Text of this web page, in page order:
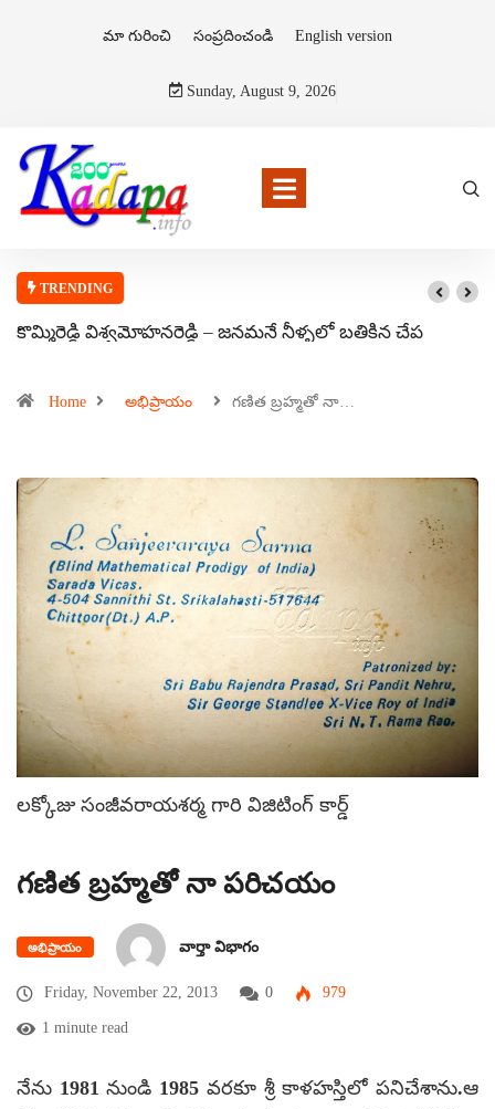
మా గురించి సంప్రదించండి English version
Sunday, August 9, 2026
TRENDING
కొమ్మిరెడ్డి విశ్వమోహనరెడ్డి – జనమనే నీళ్ళలో బతికిన చేప
Home అభిప్రాయం గణిత బ్రహ్మతో నా…
లక్కోజు సంజీవరాయశర్మ గారి విజిటింగ్ కార్డ్
గణిత బ్రహ్మతో నా పరిచయం
అభిప్రాయం వార్తా విభాగం
Friday, November 22, 2013 0 979
1 minute read
నేను 1981 నుండి 1985 వరకూ శ్రీ కాళహస్తిలో పనిచేశాను.ఆ